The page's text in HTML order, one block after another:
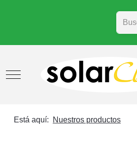
Buscar
Mobile Menu Toggle
Está aquí: Nuestros productos